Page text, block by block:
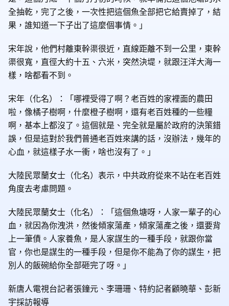
全抽乾，完了之後，一次性把這個魚全部把它給賣掉了，結
果，誰知道一下子出了這麼個事情。」
宋年說，他們村離東幹渠很近，直線距離不到一公里，東幹
渠很寬，直徑大約十五、六米，突然決堤，就跟汪洋大海一
樣，啥都看不到。
宋年（化名）：「哪裡受得了啊？老百姓的家裡面的農田
啦，像橘子樹啊，什麼橙子樹啊，還有老百姓種的一些糧
啊，基本上都沒了。這個就是、完全就是屬於政府的決策錯
誤，但是這對於我們普通老百姓來講的話，沒辦法，幾年的
心血，就這樣子水一衝，啥也沒有了。」
大陸民眾蘭女士（化名）表示，中共政府從來不站在老百姓
角度去考慮問題。
大陸民眾蘭女士（化名）：「這個魚塘呀，人家一輩子的心
血，就因為你洩洪，然後傾家蕩產，傾家蕩產之後，還要背
上一筆債。人家養魚，是人家謀生的一種手段，就跟你當
官，你也是謀生的一種手段，但是你不能為了你的謀生，把
別人的飯碗給你全部砸完了呀。」
新唐人電視台記者張鐘元、李珊珊、特約記者顧曉華、彭新
宇採訪報導